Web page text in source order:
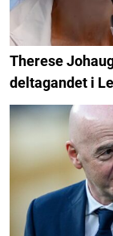
Therese
deltagandet i